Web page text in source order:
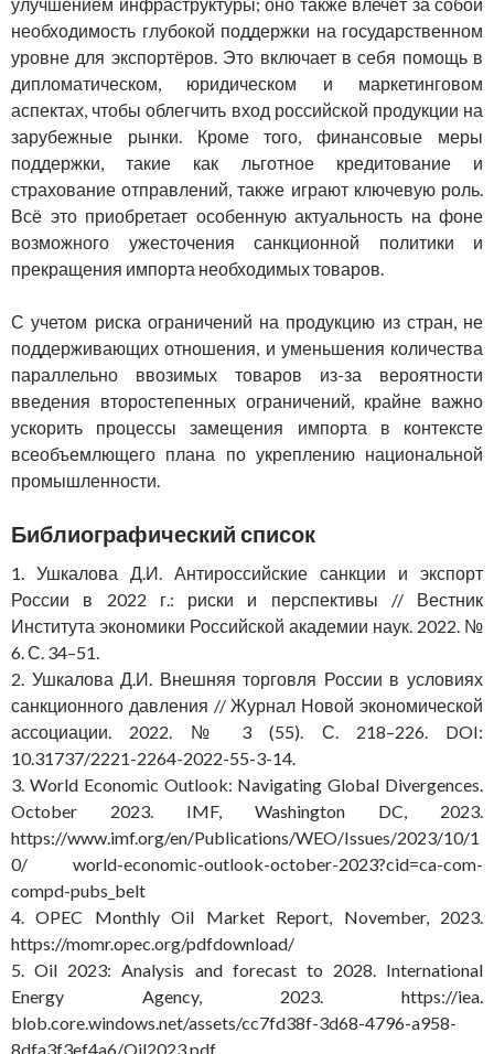
необходимость глубокой поддержки на государственном
уровне для экспортёров. Это включает в себя помощь в
дипломатическом, юридическом и маркетинговом
аспектах, чтобы облегчить вход российской продукции на
зарубежные рынки. Кроме того, финансовые меры
поддержки, такие как льготное кредитование и
страхование отправлений, также играют ключевую роль.
Всё это приобретает особенную актуальность на фоне
возможного ужесточения санкционной политики и
прекращения импорта необходимых товаров.
С учетом риска ограничений на продукцию из стран, не
поддерживающих отношения, и уменьшения количества
параллельно ввозимых товаров из-за вероятности
введения второстепенных ограничений, крайне важно
ускорить процессы замещения импорта в контексте
всеобъемлющего плана по укреплению национальной
промышленности.
Библиографический список
1. Ушкалова Д.И. Антироссийские санкции и экспорт
России в 2022 г.: риски и перспективы // Вестник
Института экономики Российской академии наук. 2022. №
6. С. 34–51.
2. Ушкалова Д.И. Внешняя торговля России в условиях
санкционного давления // Журнал Новой экономической
ассоциации. 2022. № 3 (55). С. 218–226. DOI:
10.31737/2221-2264-2022-55-3-14.
3. World Economic Outlook: Navigating Global Divergences.
October 2023. IMF, Washington DC, 2023.
https://www.imf.org/en/Publications/WEO/Issues/2023/10/1
0/ world-economic-outlook-october-2023?cid=ca-com-
compd-pubs_belt
4. OPEC Monthly Oil Market Report, November, 2023.
https://momr.opec.org/pdfdownload/
5. Oil 2023: Analysis and forecast to 2028. International
Energy Agency, 2023. https://iea.
blob.core.windows.net/assets/cc7fd38f-3d68-4796-a958-
8dfa3f3ef4a6/Oil2023.pdf